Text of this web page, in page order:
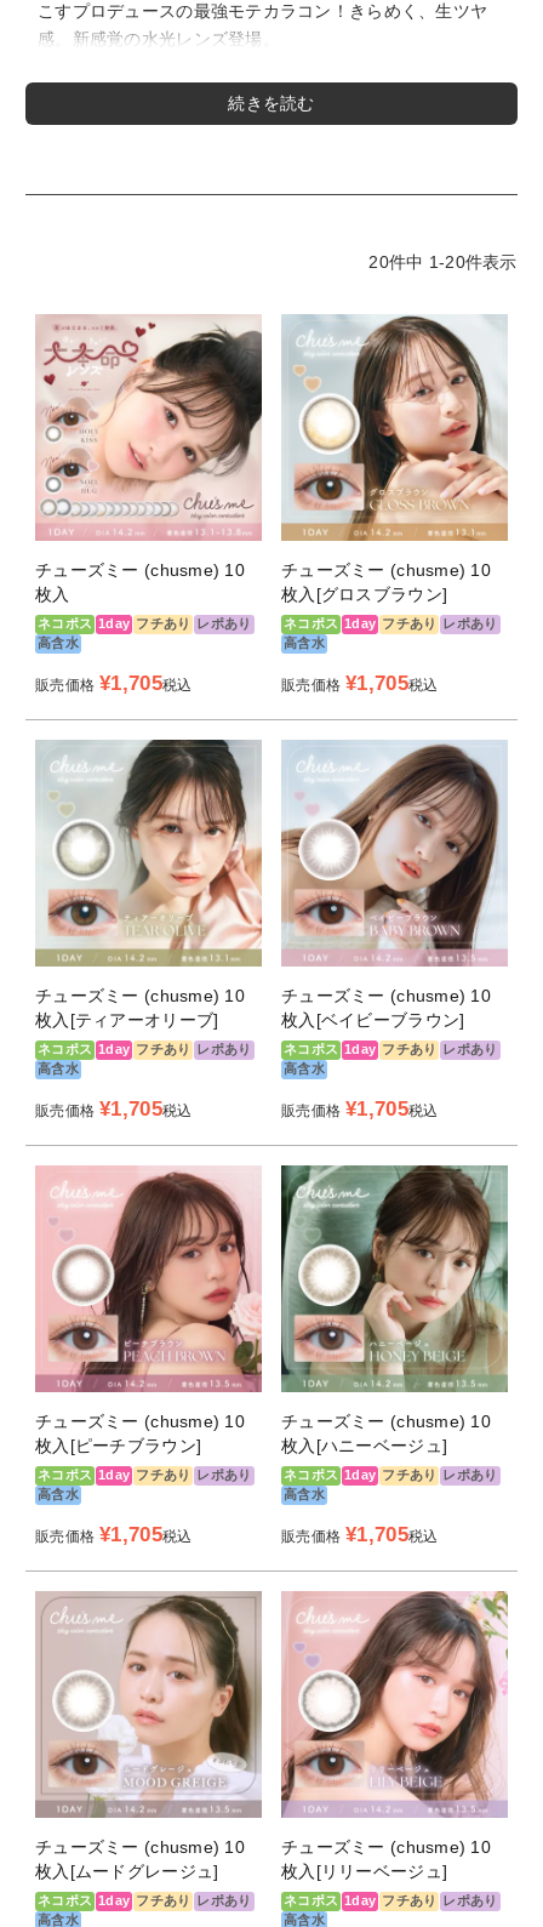
こすプロデュースの最強モテカラコン！きらめく、生ツヤ
感。新感覚の水光レンズ登場。
＜ピュアベール-PURE VEIL-＞
＃なちゅモテ ベールを重ねたような透明感を仕込む、清純
＜セラムグレー-SERUM GRAY-＞
＃うるモテ じゅわっと瞳にツヤをしのばせる、うるめきグ
レー。♡
＜グロスブラウン-Gloss Brown-＞
＃つやモテ 瞳に光が差し込んだようにきらめく、水光ブラ
ウン。♡
＜ティアーオリーブ -Tear Olive-＞
＃うるモテ 儚く涙目のような瞳を演出する、水光オリー
ヴ。
＜リリーベージュ -Lily Beige-＞
ときめくようなハッピーオーラをまとう、主役級ベージュ。
＜ムードグレージュ -Mood Greige-＞
ふんわり色づきうるわしさを際立てる、上品グレージュ。
＜ピーチブラウン -Peach Brown-＞
じゅわっと溶け込む、あざとピンクブラウン。
＜ハニーベージュ -Honey Beige-＞
透明感があふれだす、儚げラテベージュ。
＜チョコブラウン-Choco Brown-＞
ぼかしフチが包み込み、とろけるチョコブラウン。
＜ベイビーブラウン-Baby Brown-＞
赤ちゃんのような透明感。ピュアな裸眼系ブラウン。
茶フチがつくる、甘え上手なちゅるんブラウン。
＜シフォンブラウン-Chiffon Brown-＞
アンニュイな透け感、ふわっと色素薄い系ブラウン。
＜ギャップブラウン-Gap Brown-＞
派手見えしないハーフ感！モテ系オリーブブラウン。
商品スペック
商品名
販売名 チューズミー
タイプ 1日使い捨て
1箱10枚入り
度数 ±0.00～-10.00
BC（ベースカ
ーブ）
8.5mm
DIA（直径）
着色直径
13.1mm
13.5mm
20件中 1-20件表示
チューズミー (chusme) 10
枚入
ネコポス 1day フチあり
レポあり
高含水
販売価格 ¥1,705税込
チューズミー (chusme) 10
枚入[グロスブラウン]
ネコポス 1day フチあり
レポあり
高含水
販売価格 ¥1,705税込
チューズミー (chusme) 10
枚入[ティアーオリーブ]
ネコポス 1day フチあり
レポあり
高含水
販売価格 ¥1,705税込
チューズミー (chusme) 10
枚入[ベイビーブラウン]
ネコポス 1day フチあり
レポあり
高含水
販売価格 ¥1,705税込
チューズミー (chusme) 10
枚入[ピーチブラウン]
ネコポス 1day フチあり
レポあり
高含水
販売価格 ¥1,705税込
チューズミー (chusme) 10
枚入[ハニーベージュ]
ネコポス 1day フチあり
レポあり
高含水
販売価格 ¥1,705税込
チューズミー (chusme) 10
枚入[ムードグレージュ]
ネコポス 1day フチあり
レポあり
高含水
チューズミー (chusme) 10
枚入[リリーベージュ]
ネコポス 1day フチあり
レポあり
高含水